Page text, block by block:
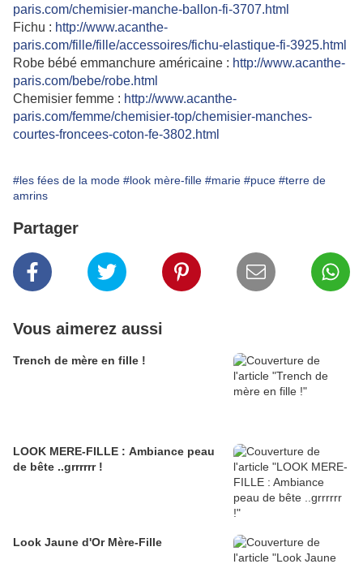
paris.com/chemisier-manche-ballon-fi-3707.html
Fichu : http://www.acanthe-
paris.com/fille/fille/accessoires/fichu-elastique-fi-3925.html
Robe bébé emmanchure américaine : http://www.acanthe-
paris.com/bebe/robe.html
Chemisier femme : http://www.acanthe-
paris.com/femme/chemisier-top/chemisier-manches-
courtes-froncees-coton-fe-3802.html
#les fées de la mode #look mère-fille #marie #puce #terre de
amrins
Partager
Vous aimerez aussi
Trench de mère en fille !
LOOK MERE-FILLE : Ambiance peau
de bête ..grrrrrr !
Look Jaune d'Or Mère-Fille